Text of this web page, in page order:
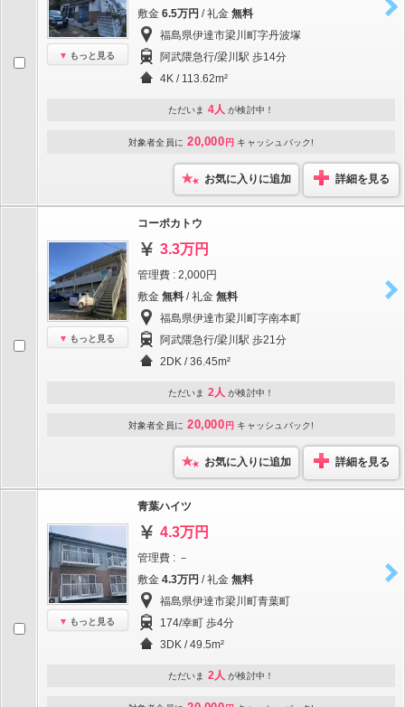
もっと見る
敷金 6.5万円 / 礼金 無料
福島県伊達市梁川町字丹波塚
阿武隈急行/梁川駅 歩14分
4K / 113.62m²
ただいま 4人 が検討中！
対象者全員に 20,000 円 キャッシュバック!
お気に入りに追加 詳細を見る
もっと見る
コーポカトウ
3.3万円
管理費 : 2,000円
敷金 無料 / 礼金 無料
福島県伊達市梁川町字南本町
阿武隈急行/梁川駅 歩21分
2DK / 36.45m²
ただいま 2人 が検討中！
対象者全員に 20,000 円 キャッシュバック!
お気に入りに追加 詳細を見る
もっと見る
青葉ハイツ
4.3万円
管理費 : －
敷金 4.3万円 / 礼金 無料
福島県伊達市梁川町青葉町
174/幸町 歩4分
3DK / 49.5m²
ただいま 2人 が検討中！